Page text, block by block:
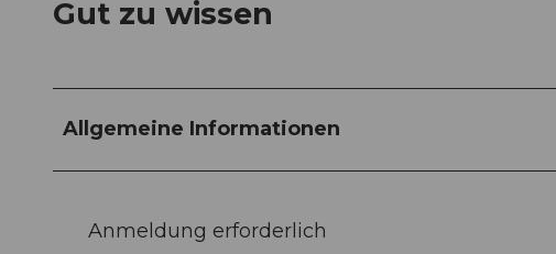
Gut zu wissen
Allgemeine Informationen
Anmeldung erforderlich